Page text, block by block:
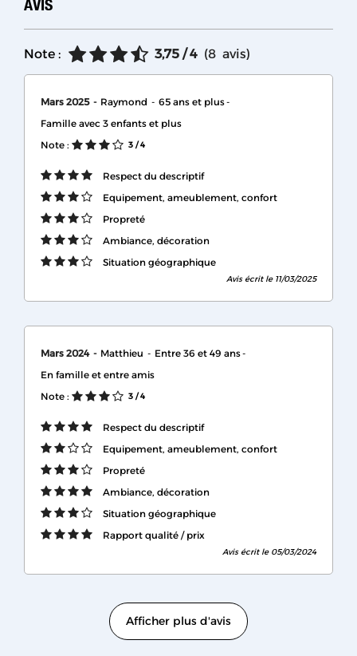
AVIS
Note : 3,75 / 4 (8 avis)
Mars 2025 Raymond
65 ans et plus
Famille avec 3 enfants et plus
Note :
3 / 4
Respect du descriptif
Equipement, ameublement, confort
Propreté
Ambiance, décoration
Situation géographique
Avis écrit le 11/03/2025
Mars 2024 Matthieu
Entre 36 et 49 ans
En famille et entre amis
Note :
3 / 4
Respect du descriptif
Equipement, ameublement, confort
Propreté
Ambiance, décoration
Situation géographique
Rapport qualité / prix
Avis écrit le 05/03/2024
Afficher plus d'avis